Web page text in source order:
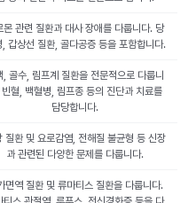
몬 관련 질환과 대사 장애를 다룹니다. 당
, 갑상선 질환, 골다공증 등을 포함합니다.
, 골수, 림프계 질환을 전문적으로 다룹니
빈혈, 백혈병, 림프종 등의 진단과 치료를
담당합니다.
질환 및 요로감염, 전해질 불균형 등 신장
과 관련된 다양한 문제를 다룹니다.
면역 질환 및 류마티스 질환을 다룹니다.